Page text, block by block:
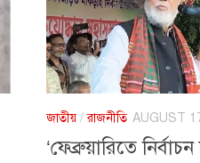
জাতীয় /রাজনীতি AUGUST
‘ফেব্রুয়ারিতে